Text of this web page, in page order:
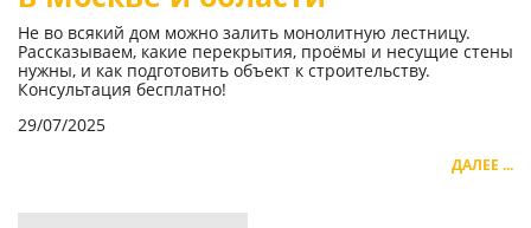
Не во всякий дом можно залить монолитную лестницу.
Рассказываем, какие перекрытия, проёмы и несущие стены
нужны, и как подготовить объект к строительству.
Консультация бесплатно!
29/07/2025
ДАЛЕЕ ...